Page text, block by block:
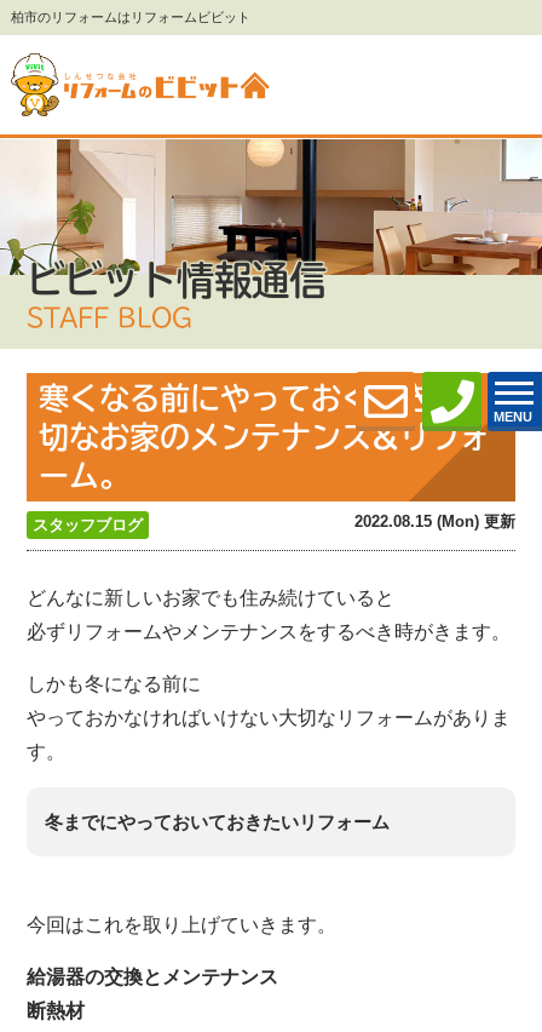
柏市のリフォームはリフォームビビット
MENU
ビビット情報通信
STAFF BLOG
寒くなる前にやっておくべき 大
切なお家のメンテナンス&リフォ
ーム。
スタッフブログ 2022.08.15 (Mon) 更新
どんなに新しいお家でも住み続けていると
必ずリフォームやメンテナンスをするべき時がきます。
しかも冬になる前に
やっておかなければいけない大切なリフォームがありま
す。
冬までにやっておいておきたいリフォーム
今回はこれを取り上げていきます。
給湯器の交換とメンテナンス
断熱材